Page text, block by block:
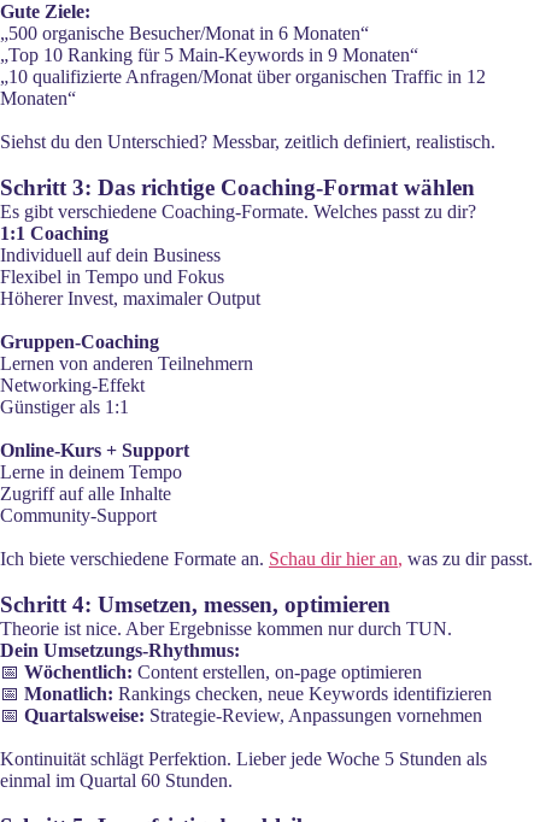
Gute Ziele:
„500 organische Besucher/Monat in 6 Monaten“
„Top 10 Ranking für 5 Main-Keywords in 9 Monaten“
„10 qualifizierte Anfragen/Monat über organischen Traffic in 12
Monaten“
Siehst du den Unterschied? Messbar, zeitlich definiert, realistisch.
Schritt 3: Das richtige Coaching-Format wählen
Es gibt verschiedene Coaching-Formate. Welches passt zu dir?
1:1 Coaching
Individuell auf dein Business
Flexibel in Tempo und Fokus
Höherer Invest, maximaler Output
Gruppen-Coaching
Lernen von anderen Teilnehmern
Networking-Effekt
Günstiger als 1:1
Online-Kurs + Support
Lerne in deinem Tempo
Zugriff auf alle Inhalte
Community-Support
Ich biete verschiedene Formate an. Schau dir hier an, was zu dir passt.
Schritt 4: Umsetzen, messen, optimieren
Theorie ist nice. Aber Ergebnisse kommen nur durch TUN.
Dein Umsetzungs-Rhythmus:
📅 Wöchentlich: Content erstellen, on-page optimieren
📅 Monatlich: Rankings checken, neue Keywords identifizieren
📅 Quartalsweise: Strategie-Review, Anpassungen vornehmen
Kontinuität schlägt Perfektion. Lieber jede Woche 5 Stunden als
einmal im Quartal 60 Stunden.